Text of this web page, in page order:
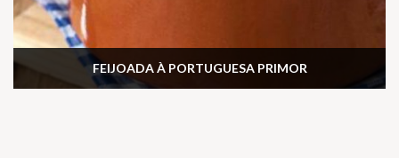
FEIJOADA À PORTUGUESA PRIMOR